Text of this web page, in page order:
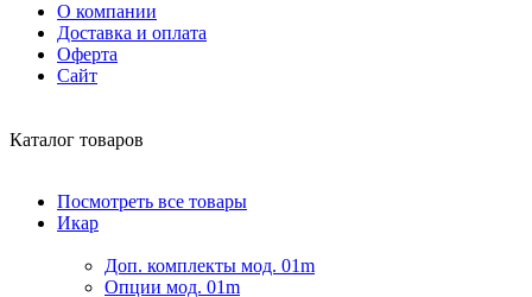
О компании
Доставка и оплата
Оферта
Сайт
Каталог товаров
Посмотреть все товары
Икар
Доп. комплекты мод. 01m
Опции мод. 01m